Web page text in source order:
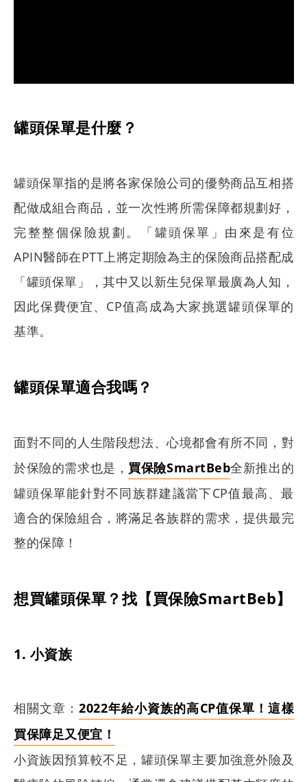
罐頭保單是什麼？
罐頭保單指的是將各家保險公司的優勢商品互相搭
配做成組合商品，並一次性將所需保障都規劃好，
完整整個保險規劃。「罐頭保單」由來是有位
APIN醫師在PTT上將定期險為主的保險商品搭配成
「罐頭保單」，其中又以新生兒保單最廣為人知，
因此保費便宜、CP值高成為大家挑選罐頭保單的
基準。
罐頭保單適合我嗎？
面對不同的人生階段想法、心境都會有所不同，對
於保險的需求也是， 買保險SmartBeb全新推出的
罐頭保單能針對不同族群建議當下CP值最高、最
適合的保險組合，將滿足各族群的需求，提供最完
整的保障！
想買罐頭保單？找【買保險SmartBeb】
1. 小資族
相關文章：2022年給小資族的高CP值保單！這樣
買保障足又便宜！
小資族因預算較不足，罐頭保單主要加強意外險及